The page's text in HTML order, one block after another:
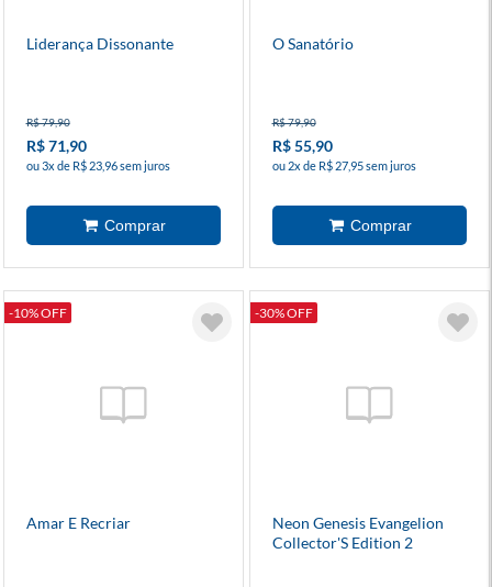
Liderança Dissonante
R$ 79,90
R$ 71,90
ou 3x de R$ 23,96 sem juros
O Sanatório
R$ 79,90
R$ 55,90
ou 2x de R$ 27,95 sem juros
-10% OFF
Amar E Recriar
-30% OFF
Neon Genesis Evangelion
Collector'S Edition 2